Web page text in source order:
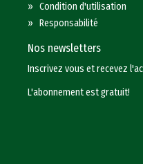
»Condition d'utilisation
»Responsabilité
Nos newsletters
Inscrivez vous et recevez
L'abonnement est gratuit!